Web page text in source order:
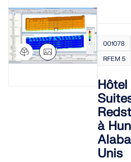
001078
RFEM 5
à
Unis